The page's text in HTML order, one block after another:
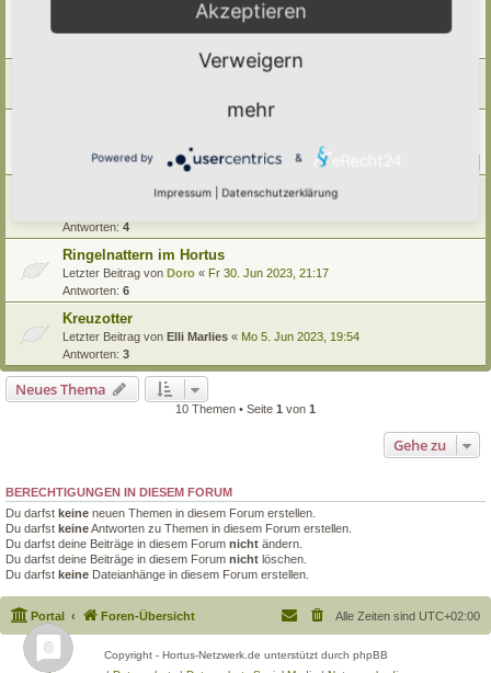
Amphibien-Porträt: Teichfrosch (Pelophylax kl. Esculentus )
So 13. Aug 2023, 13:26
Antworten:14
Kletterkünste der Eidechsen
Antworten: 4
Ringelnattern im Hortus
Letzter Beitrag von Doro « Fr 30. Jun 2023, 21:17
Antworten: 6
Kreuzotter
Letzter Beitrag von Elli Marlies « Mo 5. Jun 2023, 19:54
Antworten: 3
Neues Thema
10 Themen • Seite 1 von 1
Gehe zu
BERECHTIGUNGEN IN DIESEM FORUM
Du darfst keine neuen Themen in diesem Forum erstellen.
Du darfst keineAntworten zu Themen in diesem Forum erstellen.
Du darfst deine Beiträge in diesem Forum nicht ändern.
Du darfst deine Beiträge in diesem Forum nicht löschen.
Du darfst keine Dateianhänge in diesem Forum erstellen.
Portal Foren-Übersicht Alle Zeiten sind UTC+02:00
Copyright - Hortus-Netzwerk.de unterstützt durch phpBB
Akzeptieren
Verweigern
mehr
Powered by &
Impressum Datenschutzerklärung